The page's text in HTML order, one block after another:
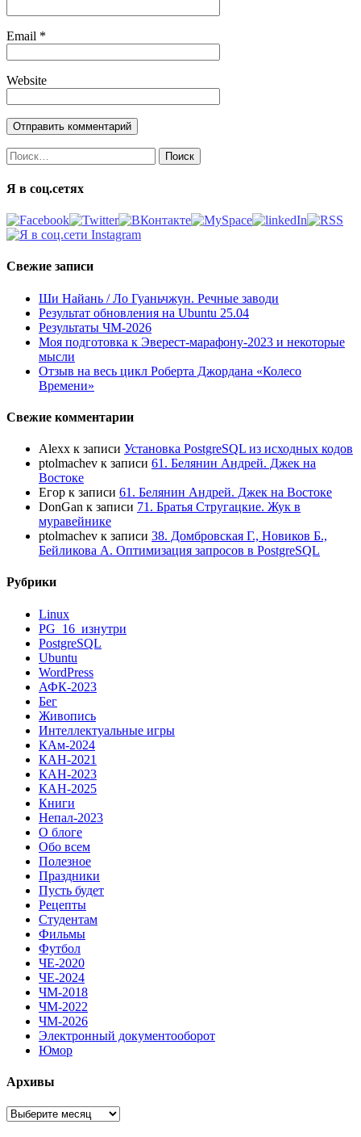
Email *
Website
Найти:
Я в соц.сетях
Свежие записи
Ши Найань / Ло Гуаньчжун. Речные заводи
Результат обновления на Ubuntu 25.04
Результаты ЧМ-2026
Моя подготовка к Эверест-марафону-2023 и некоторые
мысли
Отзыв на весь цикл Роберта Джордана «Колесо
Времени»
Свежие комментарии
Alexx к записи Установка PostgreSQL из исходных кодов
ptolmachev к записи 61. Белянин Андрей. Джек на
Востоке
Егор к записи 61. Белянин Андрей. Джек на Востоке
DonGan к записи 71. Братья Стругацкие. Жук в
муравейнике
ptolmachev к записи 38. Домбровская Г., Новиков Б.,
Бейликова А. Оптимизация запросов в PostgreSQL
Рубрики
Linux
PG_16_изнутри
PostgreSQL
Ubuntu
WordPress
АФК-2023
Бег
Живопись
Интеллектуальные игры
КАм-2024
КАН-2021
КАН-2023
КАН-2025
Книги
Непал-2023
О блоге
Обо всем
Полезное
Праздники
Пусть будет
Рецепты
Студентам
Фильмы
Футбол
ЧЕ-2020
ЧЕ-2024
ЧМ-2018
ЧМ-2022
ЧМ-2026
Электронный документооборот
Юмор
Архивы
Архивы